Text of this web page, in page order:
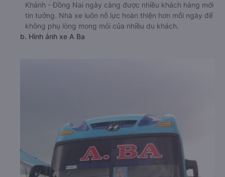
Khánh - Đồng Nai ngày càng được nhiều khách hàng mới
tin tưởng. Nhà xe luôn nỗ lực hoàn thiện hơn mỗi ngày để
không phụ lòng mong mỏi của nhiều du khách.
b. Hình ảnh xe A Ba